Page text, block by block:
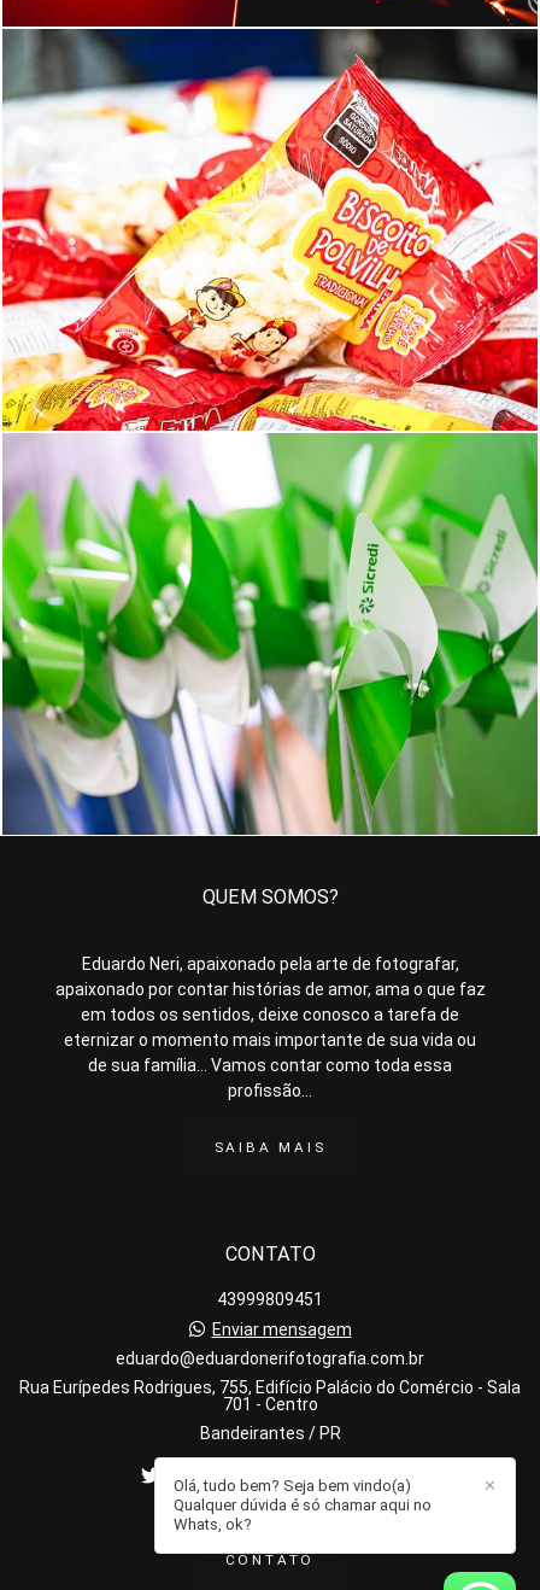
196 0
180 0
QUEM SOMOS?
Eduardo Neri, apaixonado pela arte de fotografar,
apaixonado por contar histórias de amor, ama o que faz
em todos os sentidos, deixe conosco a tarefa de
eternizar o momento mais importante de sua vida ou
de sua família... Vamos contar como toda essa
profissão...
SAIBA MAIS
CONTATO
43999809451
Enviar mensagem
eduardo@eduardonerifotografia.com.br
Rua Eurípedes Rodrigues, 755, Edifício Palácio do Comércio - Sala
701 - Centro
Bandeirantes / PR
CONTATO
✕
Olá, tudo bem? Seja bem vindo(a)
Qualquer dúvida é só chamar aqui no
Whats, ok?